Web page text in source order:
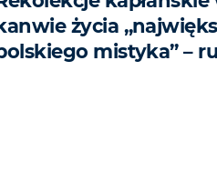
życia
mistyka” –